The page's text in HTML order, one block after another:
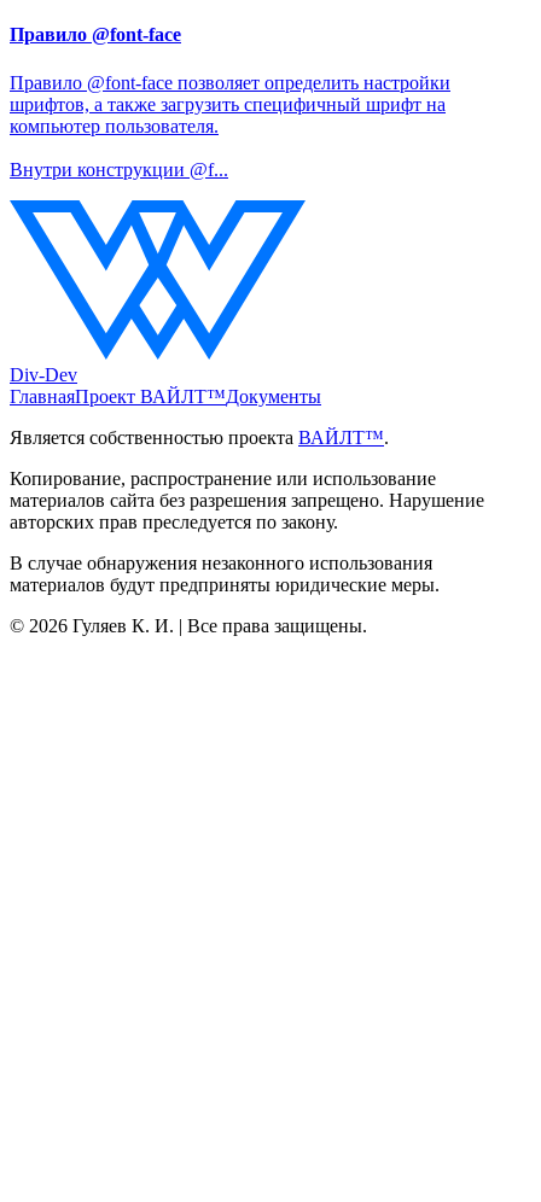
Правило @font-face
Правило @font-face позволяет определить настройки
шрифтов, а также загрузить специфичный шрифт на
компьютер пользователя.
Внутри конструкции @f...
Div-Dev
ГлавнаяПроект ВАЙЛТ™Документы
Является собственностью проекта ВАЙЛТ™.
Копирование, распространение или использование
материалов сайта без разрешения запрещено. Нарушение
авторских прав преследуется по закону.
В случае обнаружения незаконного использования
материалов будут предприняты юридические меры.
© 2026 Гуляев К. И. | Все права защищены.